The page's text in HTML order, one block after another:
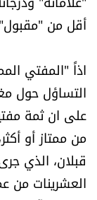
فصل من كتاب
اقرأ تضحك
كاميرا
سجالات
صحّة وصحن
أقل من
اذاً "المفتي
التساؤل حول
على ان ثمة
من ممتاز أو
قبلان، الذي
العشرينات من